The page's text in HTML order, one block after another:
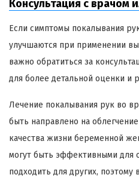
Консультация с врачом
Если симптомы покалывания
улучшаются при применении
важно обратиться за
для более детальной оценки и
Лечение покалывания рук во
быть направлено на
качества жизни беременной
могут быть эффективными для
подходить для других, поэтому